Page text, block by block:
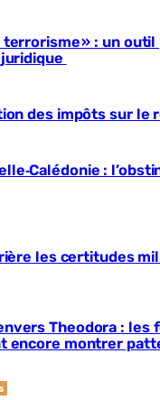
terrorisme » : un outil
des impôts sur le
:
les certitudes
Theodora : les
encore montrer